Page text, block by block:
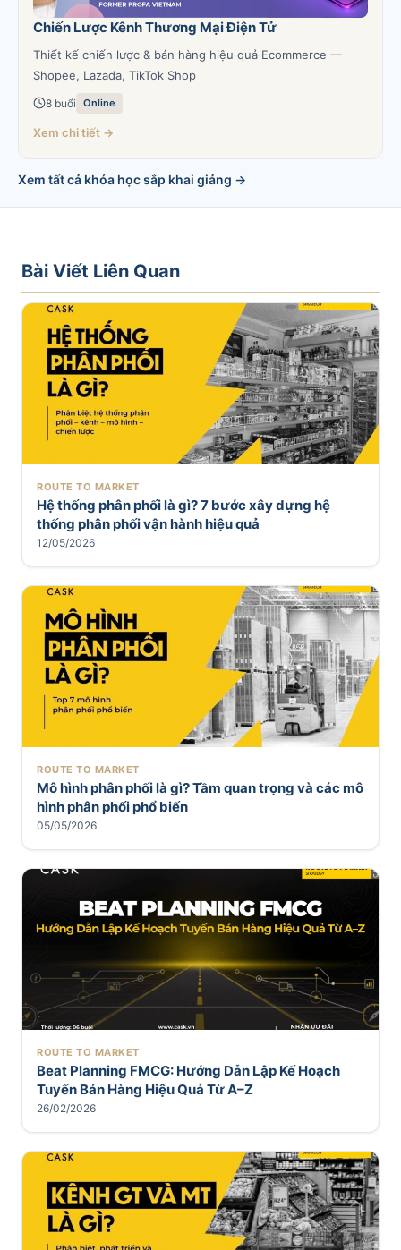
Chiến Lược Kênh Thương Mại Điện Tử
Thiết kế chiến lược & bán hàng hiệu quả Ecommerce —
Shopee, Lazada, TikTok Shop
8 buổi Online
Xem chi tiết →
Xem tất cả khóa học sắp khai giảng →
Bài Viết Liên Quan
ROUTE TO MARKET
Hệ thống phân phối là gì? 7 bước xây dựng hệ
thống phân phối vận hành hiệu quả
12/05/2026
ROUTE TO MARKET
Mô hình phân phối là gì? Tầm quan trọng và các mô
hình phân phối phổ biến
05/05/2026
ROUTE TO MARKET
Beat Planning FMCG: Hướng Dẫn Lập Kế Hoạch
Tuyến Bán Hàng Hiệu Quả Từ A–Z
26/02/2026